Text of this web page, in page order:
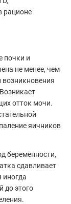
рационе
почки и
не менее, чем
отток мочи.
яичников
беременности,
сдавливает
иногда
до этого